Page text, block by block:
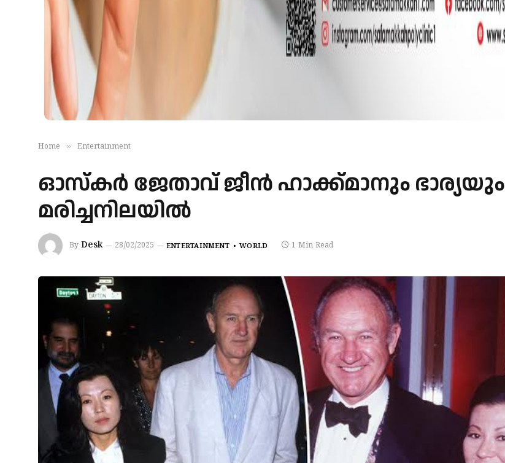
Home » Entertainment
ഓസ്കർ ജേതാവ് ജീൻ ഹാക്ക്‌മാനും ഭാര്യയും
മരിച്ചനിലയിൽ
By Desk 28/02/2025 ENTERTAINMENT WORLD 1 Min Read